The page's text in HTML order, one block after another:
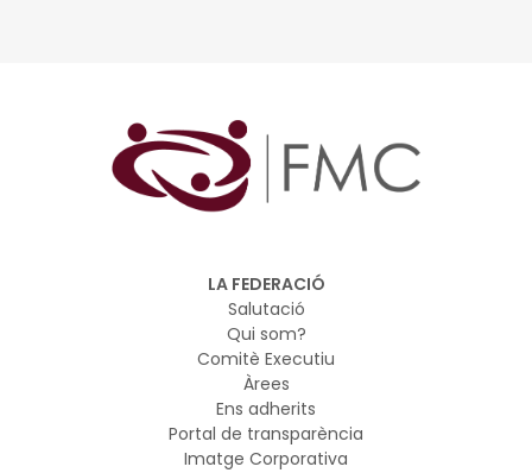
presentat el Pla d'Acció sobre Ciberseguretat i IA, una
iniciativa que mobilitzarà els estats membres, la
indústria i diferents organitzacions europees per
reforçar la seguretat digital de la Unió. El pla es basa en
vol garantir que els nous models d’IA es desenvolupin i
s’utilitzin de manera segura
LA FEDERACIÓ
Salutació
Qui som?
Comitè Executiu
Àrees
Ens adherits
Portal de transparència
Imatge Corporativa